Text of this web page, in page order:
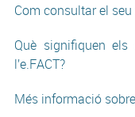
Com consultar el seu
Què signifiquen
l’e.FACT?
Més informació